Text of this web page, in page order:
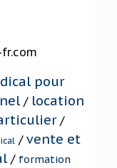
pour
/ location
/
/ vente et
/ formation